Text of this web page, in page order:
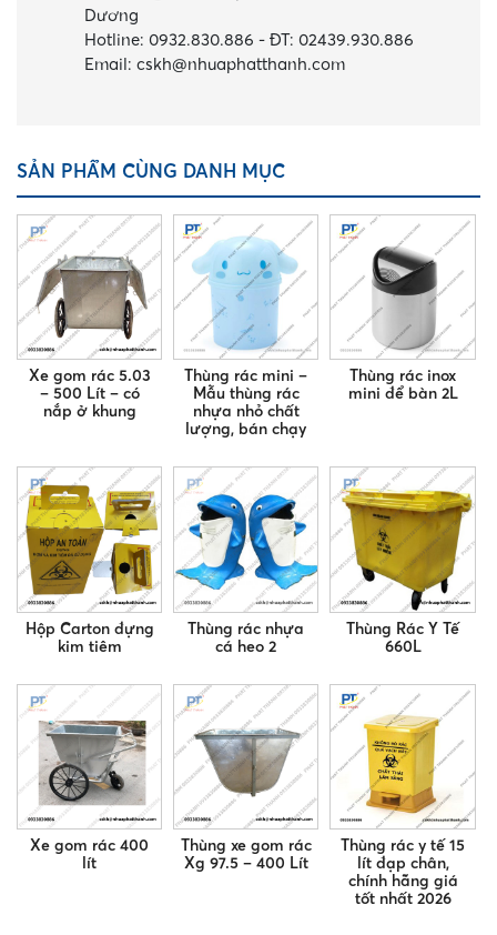
Dương
Hotline: 0932.830.886 -ĐT: 02439.930.886
Email:cskh@nhuaphatthanh.com
SẢN PHẨM CÙNG DANH MỤC
Xe gom rác 5.03
– 500 Lít – có
nắp ở khung
Thùng rác mini –
Mẫu thùng rác
nhựa nhỏ chất
lượng, bán chạy
Thùng rác inox
mini để bàn 2L
Hộp Carton đựng
kim tiêm
Thùng rác nhựa
cá heo 2
Thùng Rác Y Tế
660L
Xe gom rác 400
lít
Thùng xe gom rác
Xg 97.5 – 400 Lít
Thùng rác y tế 15
lít đạp chân,
chính hãng giá
tốt nhất 2026